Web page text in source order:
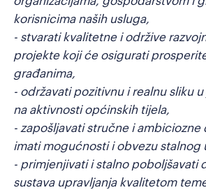
korisnicima naših usluga,
- stvarati kvalitetne i održive
projekte koji će osigurati
građanima,
- održavati pozitivnu i realnu sliku
na aktivnosti općinskih tijela,
- zapošljavati stručne i
imati mogućnosti i obvezu stalnog
- primjenjivati i stalno poboljšavati
sustava upravljanja kvalitetom